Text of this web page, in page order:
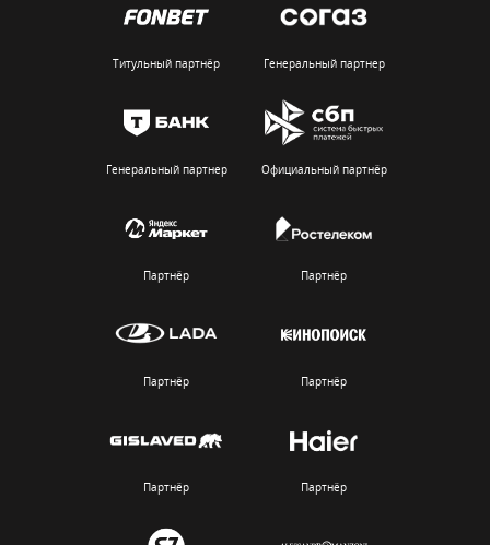
Титульный партнёр Генеральный партнер
Генеральный партнер Официальный партнёр
Партнёр Партнёр
Партнёр Партнёр
Партнёр Партнёр